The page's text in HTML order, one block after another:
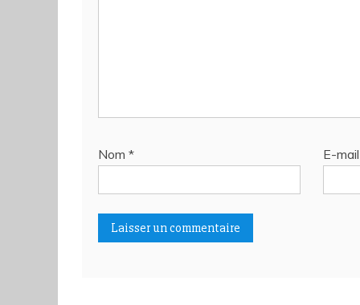
Nom * E-